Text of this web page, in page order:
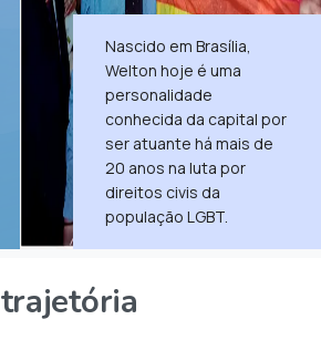
Nascido em Brasília,
Welton hoje é uma
personalidade
conhecida da capital por
ser atuante há mais de
20 anos na luta por
direitos civis da
população LGBT.
trajetória